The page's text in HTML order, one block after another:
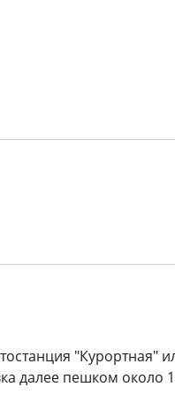
"Курортная"
далее пешком около